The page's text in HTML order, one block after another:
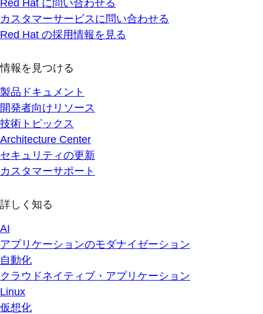
Red Hat に問い合わせる
カスタマーサービスに問い合わせる
Red Hat の採用情報を見る
情報を見つける
製品ドキュメント
開発者向けリソース
技術トピックス
Architecture Center
セキュリティの更新
カスタマーサポート
詳しく知る
AI
アプリケーションのモダナイゼーション
自動化
クラウドネイティブ・アプリケーション
Linux
仮想化